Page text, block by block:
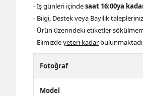
- İş günleri içindesaat 16:00ya
- Bilgi, Destek veya Bayilik
- Ürün üzerindeki etiketler
- Elimizdeyeteri kadar
Fotoğraf
Model